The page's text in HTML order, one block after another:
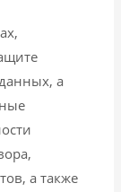
а
а также